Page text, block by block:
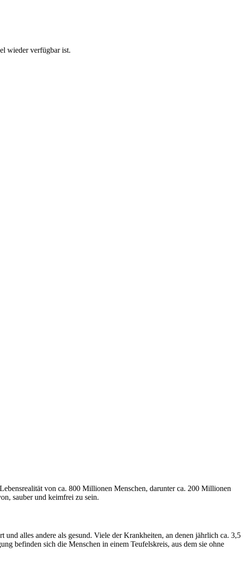
wieder verfügbar ist.
von ca. 800 Millionen Menschen, darunter ca. 200 Millionen
sauber und keimfrei zu sein.
alles andere als gesund. Viele der Krankheiten, an denen jährlich ca. 3,5
befinden sich die Menschen in einem Teufelskreis, aus dem sie ohne